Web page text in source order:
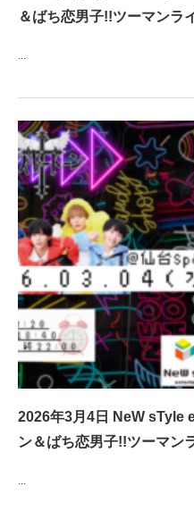
＆ばち恋男子!!ツーマンラ
2026年3月4日 NeW sTyle
ン＆ばち恋男子!!ツーマン